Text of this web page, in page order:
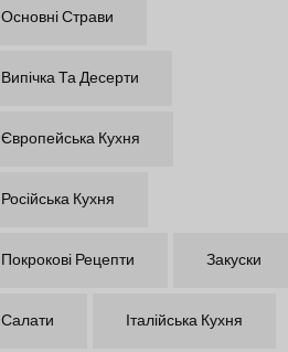
Основні Страви
Випічка Та Десерти
Європейська Кухня
Російська Кухня
Покрокові Рецепти Закуски
Салати Італійська Кухня